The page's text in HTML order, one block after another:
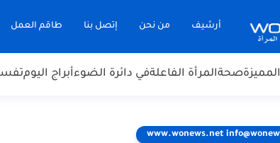
أرشيف من نحن إتصل بنا طاقم العمل
المميزةصحةالمرأة الفاعلةفي دائرة الضوءأبراج اليوم